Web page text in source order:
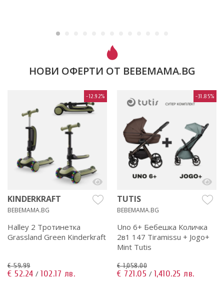
НОВИ ОФЕРТИ ОТ BEBEMAMA.BG
-12.92%
KINDERKRAFT
BEBEMAMA.BG
Halley 2 Тротинетка
Grassland Green Kinderkraft
€ 59.99
€ 52.24 / 102.17 лв.
-31.85%
TUTIS
BEBEMAMA.BG
Uno 6+ Бебешка Количка
2в1 147 Tiramissu + Jogo+
Mint Tutis
€ 1,058.00
€ 721.05 / 1,410.25 лв.